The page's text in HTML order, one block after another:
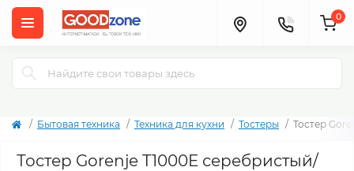
0
Бытовая техника Техника для кухни Тостеры Тостер
Тостер Gorenje T1000E серебристый/